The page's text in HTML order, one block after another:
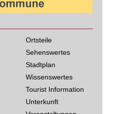
Ortsteile
Sehenswertes
Stadtplan
Wissenswertes
Tourist Information
Unterkunft